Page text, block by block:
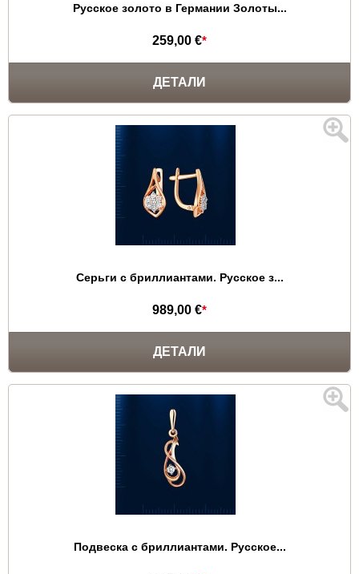
Русское золото в Германии Золоты...
259,00 €*
ДЕТАЛИ
Серьги с бриллиантами. Русское з...
989,00 €*
ДЕТАЛИ
Подвеска с бриллиантами. Русское...